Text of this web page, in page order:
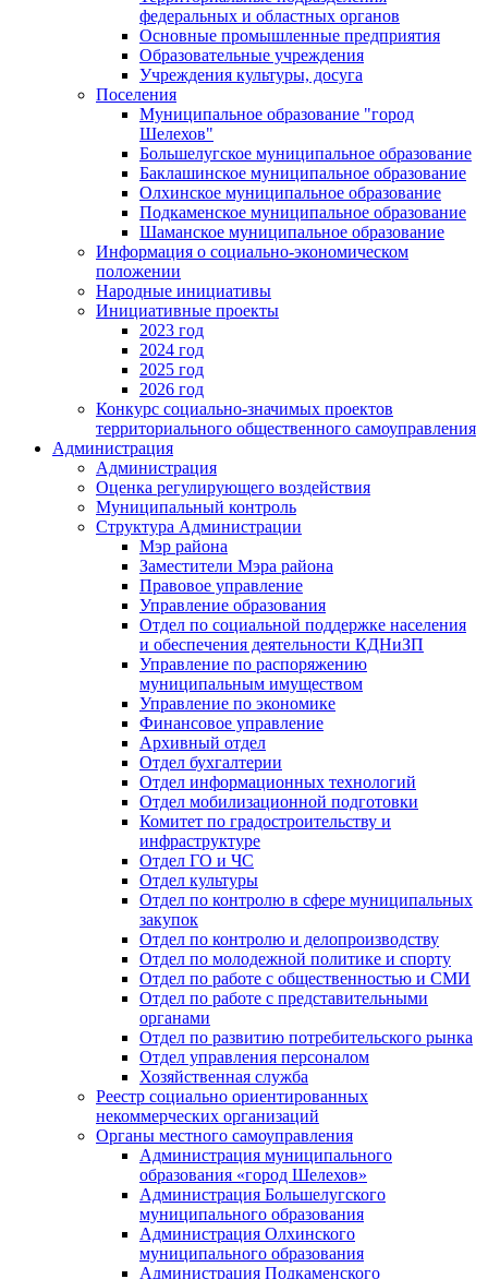
федеральных и областных органов
Основные промышленные предприятия
Образовательные учреждения
Учреждения культуры, досуга
Поселения
Муниципальное образование "город
Шелехов"
Большелугское муниципальное образование
Баклашинское муниципальное образование
Олхинское муниципальное образование
Подкаменское муниципальное образование
Шаманское муниципальное образование
Информация о социально-экономическом
положении
Народные инициативы
Инициативные проекты
2023 год
2024 год
2025 год
2026 год
Конкурс социально-значимых проектов
территориального общественного самоуправления
Администрация
Администрация
Оценка регулирующего воздействия
Муниципальный контроль
Структура Администрации
Мэр района
Заместители Мэра района
Правовое управление
Управление образования
Отдел по социальной поддержке населения
и обеспечения деятельности КДНиЗП
Управление по распоряжению
муниципальным имуществом
Управление по экономике
Финансовое управление
Архивный отдел
Отдел бухгалтерии
Отдел информационных технологий
Отдел мобилизационной подготовки
Комитет по градостроительству и
инфраструктуре
Отдел ГО и ЧС
Отдел культуры
Отдел по контролю в сфере муниципальных
закупок
Отдел по контролю и делопроизводству
Отдел по молодежной политике и спорту
Отдел по работе с общественностью и СМИ
Отдел по работе с представительными
органами
Отдел по развитию потребительского рынка
Отдел управления персоналом
Хозяйственная служба
Реестр социально ориентированных
некоммерческих организаций
Органы местного самоуправления
Администрация муниципального
образования «город Шелехов»
Администрация Большелугского
муниципального образования
Администрация Олхинского
муниципального образования
Администрация Подкаменского